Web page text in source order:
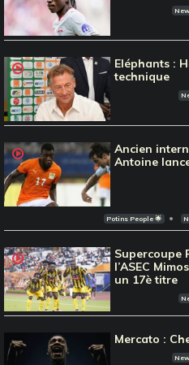
Eléphants :
technique
Ancien
Antoine
Potins People 🌟
Supercoupe
l’ASEC
un 17è titre
Mercato :